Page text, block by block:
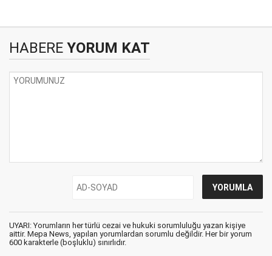
HABERE YORUM KAT
UYARI: Yorumların her türlü cezai ve hukuki sorumluluğu yazan kişiye
aittir. Mepa News, yapılan yorumlardan sorumlu değildir. Her bir yorum
600 karakterle (boşluklu) sınırlıdır.